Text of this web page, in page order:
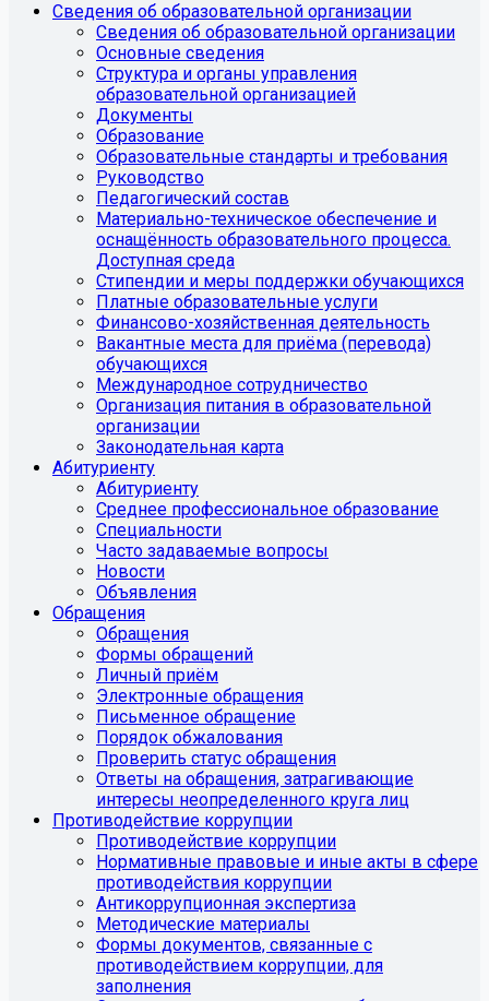
Сведения об образовательной организации
Сведения об образовательной организации
Основные сведения
Структура и органы управления
образовательной организацией
Документы
Образование
Образовательные стандарты и требования
Руководство
Педагогический состав
Материально-техническое обеспечение и
оснащённость образовательного процесса.
Доступная среда
Стипендии и меры поддержки обучающихся
Платные образовательные услуги
Финансово-хозяйственная деятельность
Вакантные места для приёма (перевода)
обучающихся
Международное сотрудничество
Организация питания в образовательной
организации
Законодательная карта
Абитуриенту
Абитуриенту
Среднее профессиональное образование
Специальности
Часто задаваемые вопросы
Новости
Объявления
Обращения
Обращения
Формы обращений
Личный приём
Электронные обращения
Письменное обращение
Порядок обжалования
Проверить статус обращения
Ответы на обращения, затрагивающие
интересы неопределенного круга лиц
Противодействие коррупции
Противодействие коррупции
Нормативные правовые и иные акты в сфере
противодействия коррупции
Антикоррупционная экспертиза
Методические материалы
Формы документов, связанные с
противодействием коррупции, для
заполнения